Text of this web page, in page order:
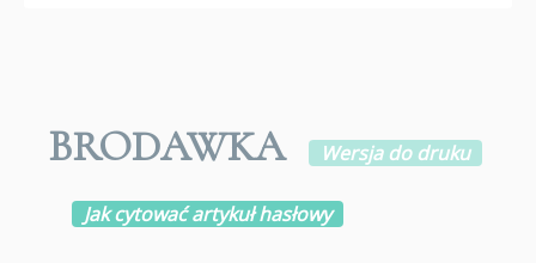
BRODAWKA Wersja do druku
Jak cytować artykuł hasłowy